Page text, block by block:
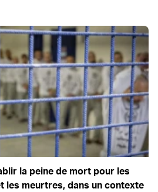
la peine de mort pour les
les meurtres, dans un contexte